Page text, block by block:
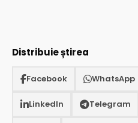
Distribuie știrea
Facebook WhatsApp
LinkedIn Telegram